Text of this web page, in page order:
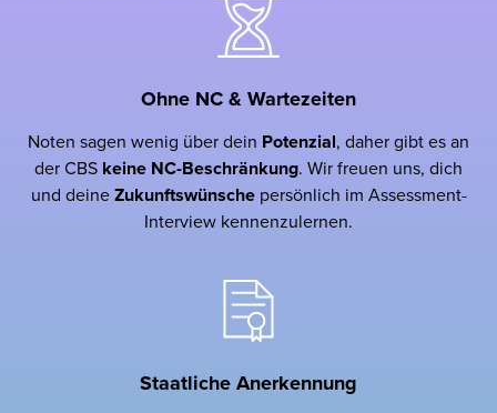
Ohne NC & Wartezeiten
Noten sagen wenig über dein Potenzial, daher gibt es an
der CBS keine NC-Beschränkung. Wir freuen uns, dich
und deine Zukunftswünschepersönlich im Assessment-
Interview kennenzulernen.
Staatliche Anerkennung